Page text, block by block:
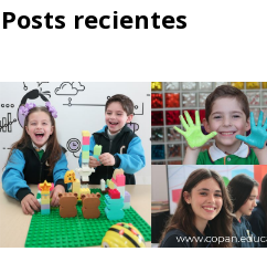
Posts recientes